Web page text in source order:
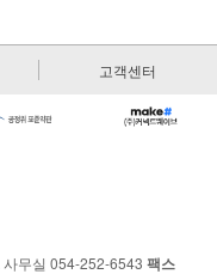
고객센터
무실 054-252-6543 팩스